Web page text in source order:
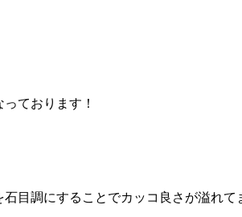
ております！
目調にすることでカッコ良さが溢れて